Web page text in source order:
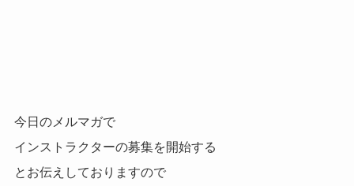
今日のメルマガで
インストラクターの募集を開始する
とお伝えしておりますので